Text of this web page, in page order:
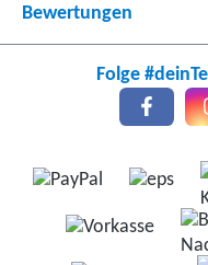
Bewertungen
Folge